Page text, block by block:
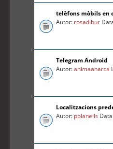
telèfons mòbils en
Autor: rosadibur
Telegram Android
Autor:animaanarca
Localitzacions
Autor: pplanells